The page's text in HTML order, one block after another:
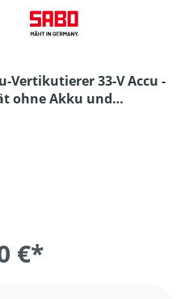
Vertikutierer 33-V Accu -
ohne Akku und
€*